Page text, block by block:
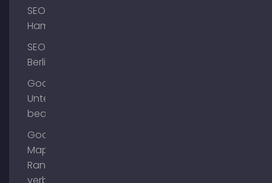
SEO
Hamburg
SEO
Berlin
Google
Unternehmensprofil
bearbeiten
Google
Maps
Ranking
verbessern